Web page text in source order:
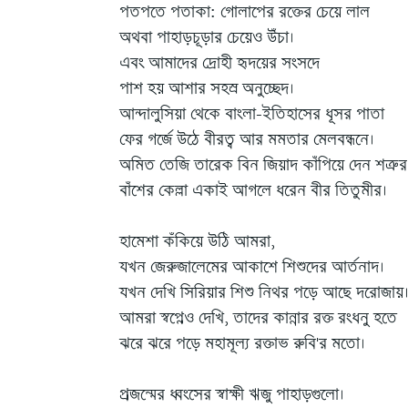
পতপতে পতাকা: গোলাপের রক্তের চেয়ে লাল
অথবা পাহাড়চূড়ার চেয়েও উঁচা।
এবং আমাদের দ্রোহী হৃদয়ের সংসদে
পাশ হয় আশার সহস্র অনুচ্ছেদ।
আন্দালুসিয়া থেকে বাংলা-ইতিহাসের ধূসর পাতা
ফের গর্জে উঠে বীরত্ব আর মমতার মেলবন্ধনে।
অমিত তেজি তারেক বিন জিয়াদ কাঁপিয়ে দেন শত্রুর
বাঁশের কেল্লা একাই আগলে ধরেন বীর তিতুমীর।
হামেশা কঁকিয়ে উঠি আমরা,
যখন জেরুজালেমের আকাশে শিশুদের আর্তনাদ।
যখন দেখি সিরিয়ার শিশু নিথর পড়ে আছে দরোজায়।
আমরা স্বপ্নেও দেখি, তাদের কান্নার রক্ত রংধনু হতে
ঝরে ঝরে পড়ে মহামূল্য রক্তাভ রুবি'র মতো।
প্রজন্মের ধ্বংসের স্বাক্ষী ঋজু পাহাড়গুলো।